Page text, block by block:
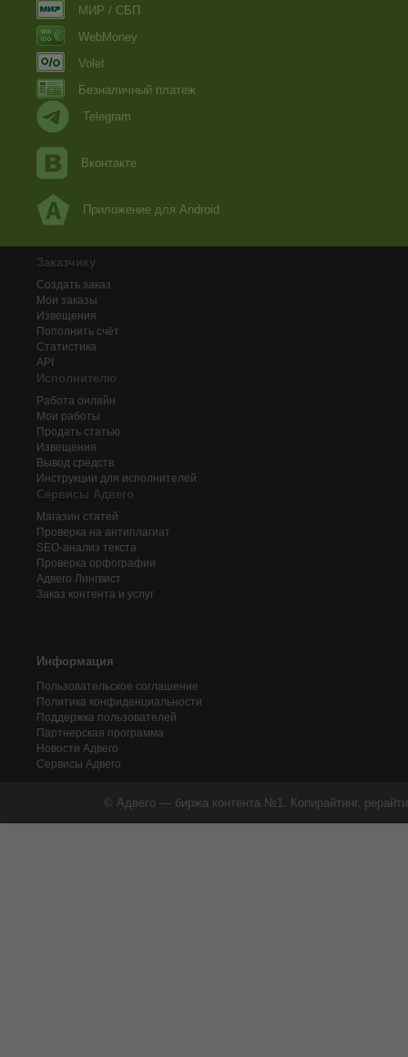
МИР / СБП
WebMoney
Volet
Безналичный платеж
Telegram
Вконтакте
Приложение для Android
Заказчику
Создать заказ
Мои заказы
Извещения
Пополнить счёт
Статистика
API
Исполнителю
Работа онлайн
Мои работы
Продать статью
Извещения
Вывод средств
Инструкции для исполнителей
Сервисы Адвего
Магазин статей
Проверка на антиплагиат
SEO-анализ текста
Проверка орфографии
Адвего Лингвист
Заказ контента и услуг
Информация
Пользовательское соглашение
Политика конфиденциальности
Поддержка пользователей
Партнерская программа
Новости Адвего
Сервисы Адвего
© Адвего — биржа контента №1. Копирайтинг,